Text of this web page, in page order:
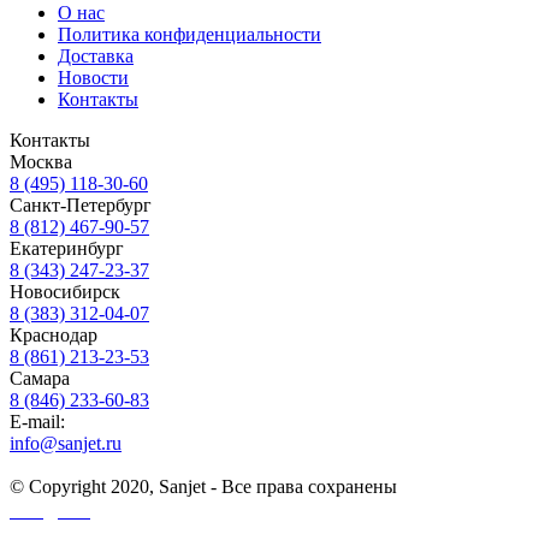
О нас
Политика конфиденциальности
Доставка
Новости
Контакты
Контакты
Москва
8 (495) 118-30-60
Санкт-Петербург
8 (812) 467-90-57
Екатеринбург
8 (343) 247-23-37
Новосибирск
8 (383) 312-04-07
Краснодар
8 (861) 213-23-53
Самара
8 (846) 233-60-83
E-mail:
info@sanjet.ru
© Copyright 2020, Sanjet - Все права сохранены